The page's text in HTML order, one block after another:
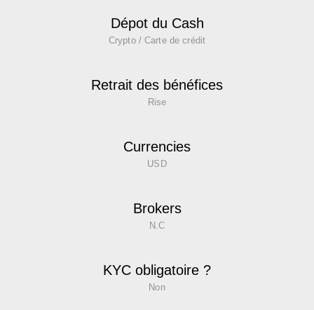
Dépot du Cash
Crypto / Carte de crédit
Retrait des bénéfices
Rise
Currencies
USD
Brokers
N.C
KYC obligatoire ?
Non